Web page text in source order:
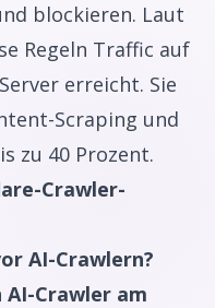
blockieren. Laut
Regeln Traffic auf
erreicht. Sie
Scraping und
zu 40 Prozent.
Crawler-
AI-Crawlern?
Crawler am